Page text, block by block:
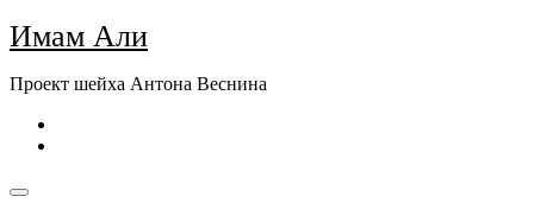
Перейти
к
Имам Али
Проект шейха Антона Веснина